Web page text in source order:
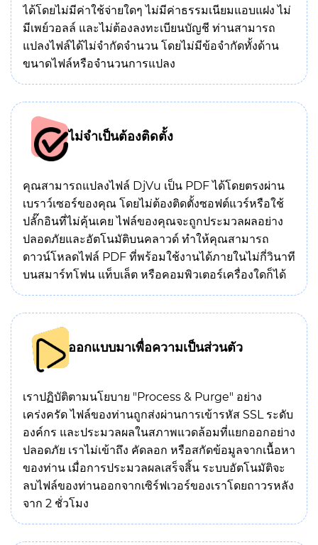
ได้โดยไม่มีค่าใช้จ่ายใดๆ ไม่มีค่าธรรมเนียมแอบแฝง ไม่
มีเพย์วอลล์ และไม่ต้องลงทะเบียนบัญชี ท่านสามารถ
แปลงไฟล์ได้ไม่จำกัดจำนวน โดยไม่มีข้อจำกัดทั้งด้าน
ขนาดไฟล์หรือจำนวนการแปลง
ไม่จำเป็นต้องติดตั้ง
คุณสามารถแปลงไฟล์ DjVu เป็น PDF ได้โดยตรงผ่าน
เบราว์เซอร์ของคุณ โดยไม่ต้องติดตั้งซอฟต์แวร์หรือใช้
ปลั๊กอินที่ไม่คุ้นเคย ไฟล์ของคุณจะถูกประมวลผลอย่าง
ปลอดภัยและอัตโนมัติบนคลาวด์ ทำให้คุณสามารถ
ดาวน์โหลดไฟล์ PDF ที่พร้อมใช้งานได้ภายในไม่กี่วินาที
บนสมาร์ทโฟน แท็บเล็ต หรือคอมพิวเตอร์เครื่องใดก็ได้
ออกแบบมาเพื่อความเป็นส่วนตัว
เราปฏิบัติตามนโยบาย "Process & Purge" อย่าง
เคร่งครัด ไฟล์ของท่านถูกส่งผ่านการเข้ารหัส SSL ระดับ
องค์กร และประมวลผลในสภาพแวดล้อมที่แยกออกอย่าง
ปลอดภัย เราไม่เข้าถึง คัดลอก หรือสกัดข้อมูลจากเนื้อหา
ของท่าน เมื่อการประมวลผลเสร็จสิ้น ระบบอัตโนมัติจะ
ลบไฟล์ของท่านออกจากเซิร์ฟเวอร์ของเราโดยถาวรหลัง
จาก 2 ชั่วโมง